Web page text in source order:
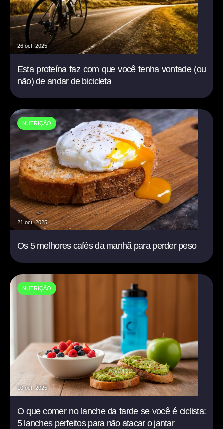
26 oct. 2025
Esta proteína faz com que você tenha vontade (ou
não) de andar de bicicleta
NUTRIÇÃO
21 oct. 2025
Os 5 melhores cafés da manhã para perder peso
NUTRIÇÃO
10 oct. 2025
O que comer no lanche da tarde se você é ciclista:
5 lanches perfeitos para não atacar o jantar